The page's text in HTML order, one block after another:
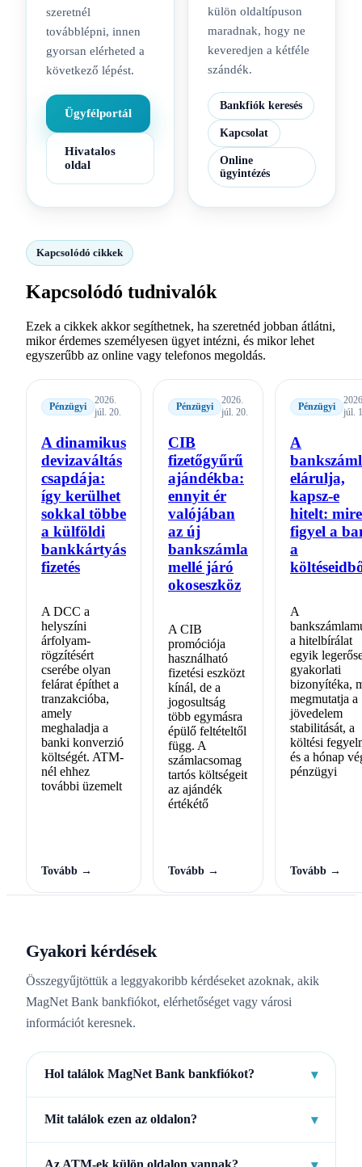
szeretnél
továbblépni, innen
gyorsan elérheted a
következő lépést.
Ügyfélportál
Hivatalos
oldal
külön oldaltípuson
maradnak, hogy ne
keveredjen a kétféle
szándék.
Bankfiók keresés
Kapcsolat
Online
ügyintézés
Kapcsolódó cikkek
Kapcsolódó tudnivalók
Ezek a cikkek akkor segíthetnek, ha szeretnéd jobban átlátni,
mikor érdemes személyesen ügyet intézni, és mikor lehet
egyszerűbb az online vagy telefonos megoldás.
Pénzügyi
2026.
júl. 20.
A dinamikus
devizaváltás
csapdája:
így kerülhet
sokkal többe
a külföldi
bankkártyás
fizetés
A DCC a
helyszíni
árfolyam-
rögzítésért
cserébe olyan
felárat építhet a
tranzakcióba,
amely
meghaladja a
banki konverzió
költségét. ATM-
nél ehhez
további üzemelt
Tovább →
Pénzügyi
2026.
júl. 20.
CIB
fizetőgyűrű
ajándékba:
ennyit ér
valójában
az új
bankszámla
mellé járó
okoseszköz
A CIB
promóciója
használható
fizetési eszközt
kínál, de a
jogosultság
több egymásra
épülő feltételtől
függ. A
számlacsomag
tartós költségeit
az ajándék
értékétő
Tovább →
Pénzügyi
júl.
A
elárulja,
kapsz-e
hitelt: mire
figyel a
a
A
a hitelbírálat
egyik
gyakorlati
bizonyítéka,
megmutatja a
jövedelem
stabilitását, a
költési
és a hónap
pénzügyi
Tovább →
Gyakori kérdések
Összegyűjtöttük a leggyakoribb kérdéseket azoknak, akik
MagNet Bank bankfiókot, elérhetőséget vagy városi
információt keresnek.
Hol találok MagNet Bank bankfiókot? ▾
Mit találok ezen az oldalon? ▾